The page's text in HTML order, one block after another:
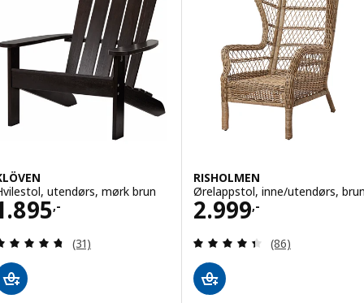
utendørs, mørk brun
,-
1895,-
Gjennomgang: 4.7 av 5 stjerner. Samlede
(31)
RISHOLMEN
Ørelappstol, inne/utendørs,
2.999,-
Pris 2999,-
Gjennomgang:
(86)